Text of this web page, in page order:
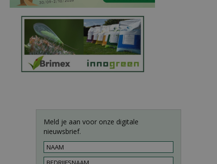
Meld je aan voor onze digitale
nieuwsbrief.